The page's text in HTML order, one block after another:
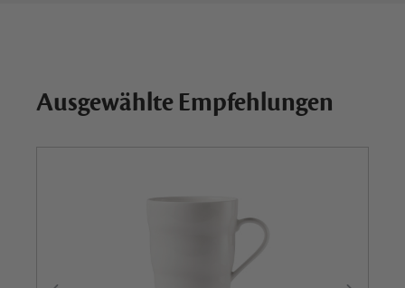
Ausgewählte Empfehlungen